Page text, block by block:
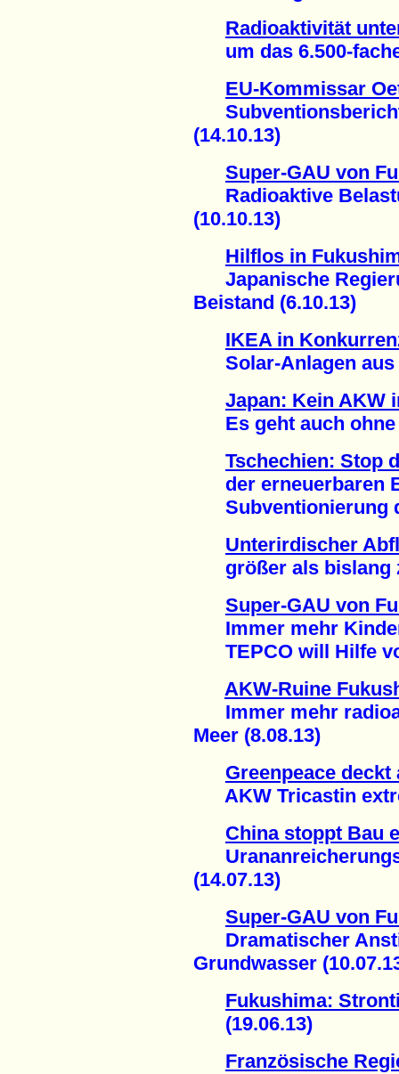
Radioaktivität
um das 6.500-fache
EU-Kommissar
Subventionsbericht
(14.10.13)
Super-GAU von
Radioaktive
(10.10.13)
Hilflos in
Japanische
Beistand (6.10.13)
IKEA in
Solar-Anlagen aus
Japan: Kein AKW
Es geht auch ohne
Tschechien: Stop
der erneuerbaren
Subventionierung
Unterirdischer
größer als bislang
Super-GAU von
Immer mehr
TEPCO will Hilfe
AKW-Ruine
Immer mehr
Meer (8.08.13)
Greenpeace deckt
AKW Tricastin
China stoppt Bau
(14.07.13)
Super-GAU von
Dramatischer
Grundwasser
Fukushima:
(19.06.13)
Französische